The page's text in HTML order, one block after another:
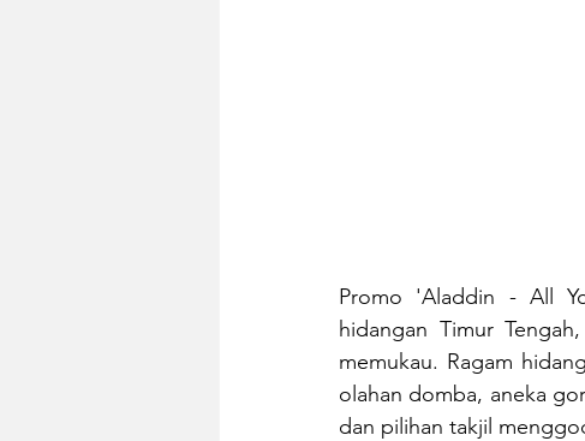
Promo 'Aladdin - All
hidangan Timur
memukau. Ragam
olahan domba, aneka
dan pilihan takjil